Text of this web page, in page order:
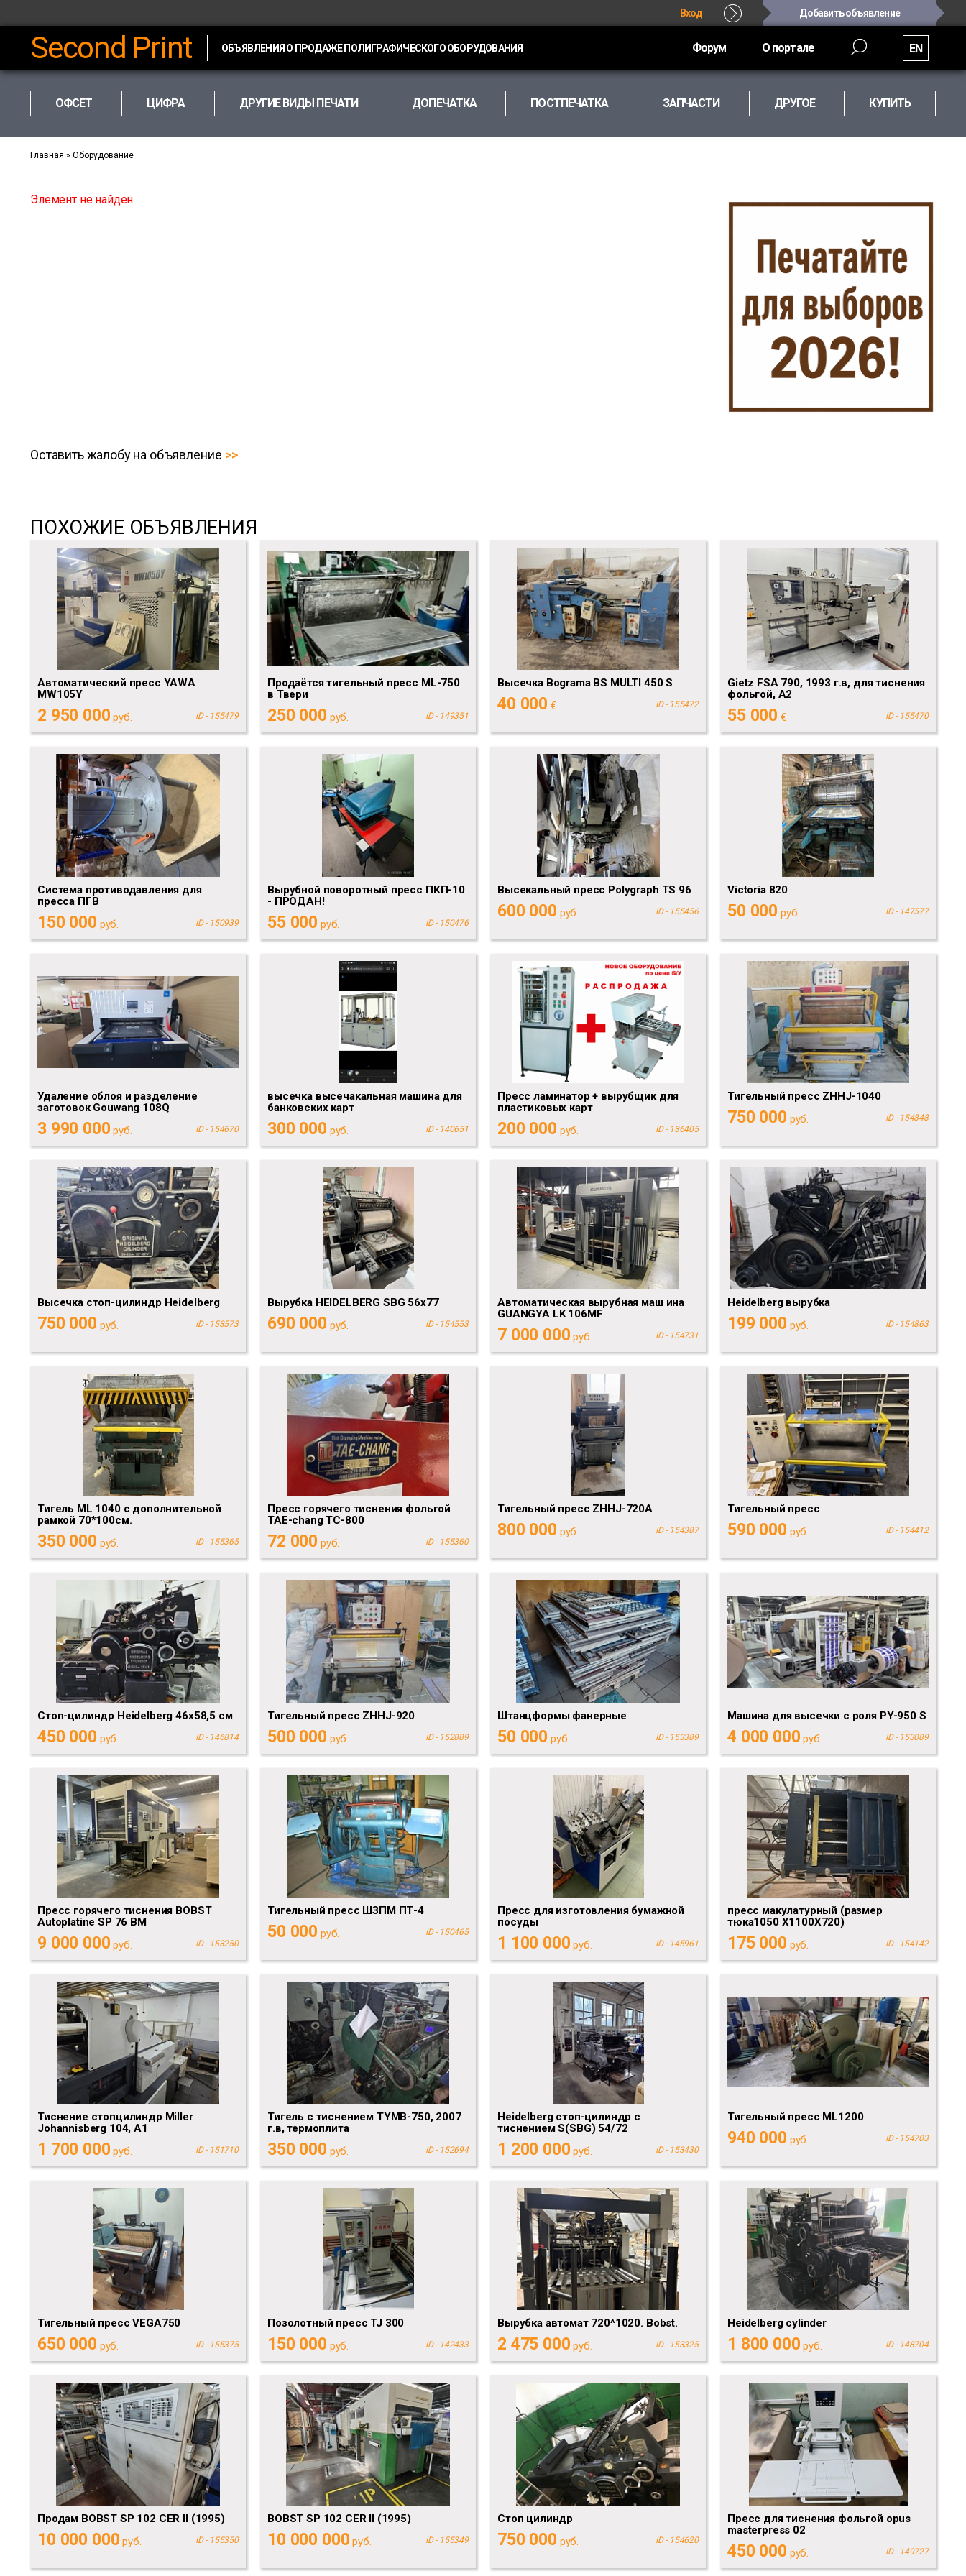
Вход Добавить объявление
Second Print ОБЪЯВЛЕНИЯ О ПРОДАЖЕ ПОЛИГРАФИЧЕСКОГО ОБОРУДОВАНИЯ Форум О портале EN
ОФСЕТ ЦИФРА ДРУГИЕ ВИДЫ ПЕЧАТИ ДОПЕЧАТКА ПОСТПЕЧАТКА ЗАПЧАСТИ ДРУГОЕ КУПИТЬ
Главная » Оборудование
Элемент не найден.
Оставить жалобу на объявление
ПОХОЖИЕ ОБЪЯВЛЕНИЯ
Автоматический пресс YAWA
MW105Y
2 950 000 руб. ID - 155479
Продаётся тигельный пресс ML-750
в Твери
250 000 руб. ID - 149351
Высечка Bograma BS MULTI 450 S
40 000 € ID - 155472
Gietz FSA 790, 1993 г.в, для тиснения
фольгой, А2
55 000 € ID - 155470
Система противодавления для
пресса ПГВ
150 000 руб. ID - 150939
Вырубной поворотный пресс ПКП-10
- ПРОДАН!
55 000 руб. ID - 150476
Высекальный пресс Polygraph TS 96
600 000 руб. ID - 155456
Victoria 820
50 000 руб. ID - 147577
Удаление облоя и разделение
заготовок Gouwang 108Q
3 990 000 руб. ID - 154670
высечка высечакальная машина для
банковских карт
300 000 руб. ID - 140651
Пресс ламинатор + вырубщик для
пластиковых карт
200 000 руб. ID - 136405
Тигельный пресс ZHHJ-1040
750 000 руб. ID - 154848
Высечка стоп-цилиндр Heidelberg
750 000 руб. ID - 153573
Вырубка HEIDELBERG SBG 56x77
690 000 руб. ID - 154553
Автоматическая вырубная маш ина
GUANGYA LK 106MF
7 000 000 руб. ID - 154731
Heidelberg вырубка
199 000 руб. ID - 154863
Тигель ML 1040 с дополнительной
рамкой 70*100см.
350 000 руб. ID - 155365
Пресс горячего тиснения фольгой
TAE-chang TC-800
72 000 руб. ID - 155360
Тигельный пресс ZHHJ-720A
800 000 руб. ID - 154387
Тигельный пресс
590 000 руб. ID - 154412
Стоп-цилиндр Heidelberg 46х58,5 см
450 000 руб. ID - 146814
Тигельный пресс ZHHJ-920
500 000 руб. ID - 152889
Штанцформы фанерные
50 000 руб. ID - 153389
Машина для высечки с роля PY-950 S
4 000 000 руб. ID - 153089
Пресс горячего тиснения BOBST
Autoplatine SP 76 BM
9 000 000 руб. ID - 153250
Тигельный пресс ШЗПМ ПТ-4
50 000 руб. ID - 150465
Пресс для изготовления бумажной
посуды
1 100 000 руб. ID - 145961
пресс макулатурный (размер
тюка1050 Х1100Х720)
175 000 руб. ID - 154142
Тиснение стопцилиндр Miller
Johannisberg 104, А1
1 700 000 руб. ID - 151710
Тигель с тиснением TYMB-750, 2007
г.в, термоплита
350 000 руб. ID - 152694
Heidelberg стоп-цилиндр с
тиснением S(SBG) 54/72
1 200 000 руб. ID - 153430
Тигельный пресс ML1200
940 000 руб. ID - 154703
Тигельный пресс VEGA750
650 000 руб. ID - 155375
Позолотный пресс TJ 300
150 000 руб. ID - 142433
Вырубка автомат 720^1020. Bobst.
2 475 000 руб. ID - 153325
Heidelberg cylinder
1 800 000 руб. ID - 148704
Продам BOBST SP 102 CER II (1995)
10 000 000 руб. ID - 155350
BOBST SP 102 CER II (1995)
10 000 000 руб. ID - 155349
Стоп цилиндр
750 000 руб. ID - 154620
Пресс для тиснения фольгой opus
masterpress 02
450 000 руб. ID - 149727